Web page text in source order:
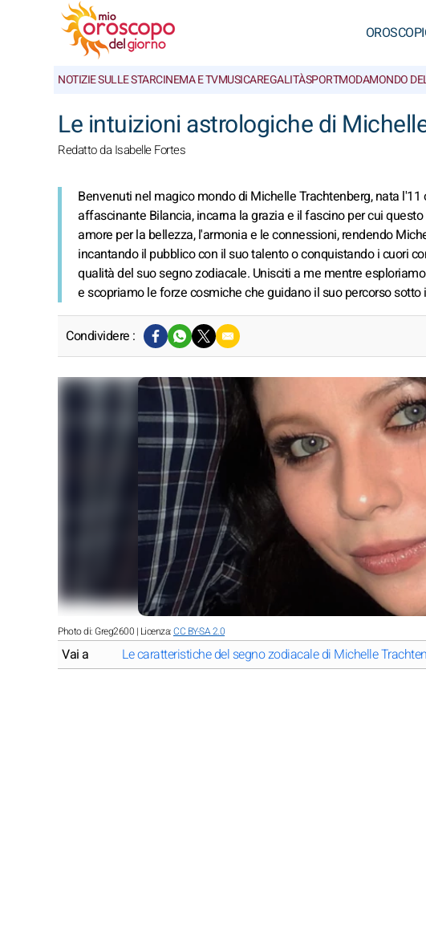
OROSCOPI
NOTIZIE SULLE STARCINEMA E TVMUSICAREGALITÀSPORTMODAMONDO
Le intuizioni astrologiche di
Redatto da Isabelle Fortes
Benvenuti nel magico mondo di Michelle Trachtenberg, nata
affascinante Bilancia, incarna la grazia e il fascino per cui
amore per la bellezza, l'armonia e le connessioni, rendendo
incantando il pubblico con il suo talento o conquistando i cuori
qualità del suo segno zodiacale. Unisciti a me mentre
e scopriamo le forze cosmiche che guidano il suo percorso sotto
Condividere :
Photo di: Greg2600 | Licenza:CC BY-SA 2.0
Vai a Le caratteristiche del segno zodiacale di Michelle